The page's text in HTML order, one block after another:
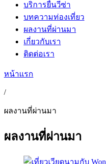
บริการยื่นวีซ่า
บทความท่องเที่ยว
ผลงานที่ผ่านมา
เกี่ยวกับเรา
ติดต่อเรา
หน้าแรก
/
ผลงานที่ผ่านมา
ผลงานที่ผ่านมา